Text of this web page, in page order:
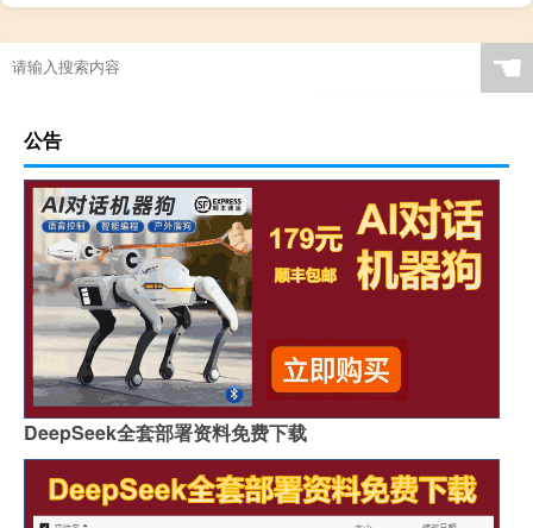
☚
公告
DeepSeek全套部署资料免费下载